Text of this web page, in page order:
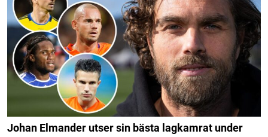
Johan Elmander utser sin bästa lagkamrat under